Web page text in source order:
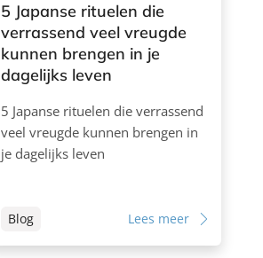
5 Japanse rituelen die
verrassend veel vreugde
kunnen brengen in je
dagelijks leven
5 Japanse rituelen die verrassend
veel vreugde kunnen brengen in
je dagelijks leven
Blog Lees meer